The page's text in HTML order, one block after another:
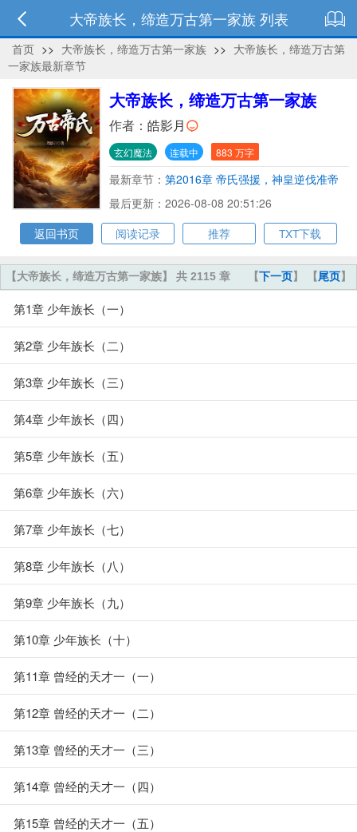
大帝族长，缔造万古第一家族 列表
首页 >> 大帝族长，缔造万古第一家族 >> 大帝族长，缔造万古第
一家族最新章节
大帝族长，缔造万古第一家族
作者： 皓影月
玄幻魔法 连载中 883 万字
最新章节： 第2016章 帝氏强援，神皇逆伐准帝
最后更新：2026-08-08 20:51:26
返回书页
阅读记录 推荐 TXT下载
【下一页】 【尾页】
【大帝族长，缔造万古第一家族】 共 2115 章
第1章 少年族长（一）
第2章 少年族长（二）
第3章 少年族长（三）
第4章 少年族长（四）
第5章 少年族长（五）
第6章 少年族长（六）
第7章 少年族长（七）
第8章 少年族长（八）
第9章 少年族长（九）
第10章 少年族长（十）
第11章 曾经的天才一（一）
第12章 曾经的天才一（二）
第13章 曾经的天才一（三）
第14章 曾经的天才一（四）
第15章 曾经的天才一（五）